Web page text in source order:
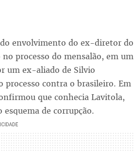
envolvimento do ex-diretor do
processo do mensalão, em um
um ex-aliado de Silvio
processo contra o brasileiro. Em
que conhecia Lavitola,
de corrupção.